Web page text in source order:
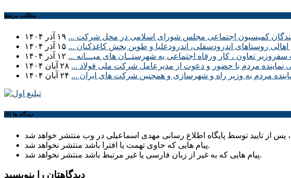
مطالب مرتبط
کمیسیون اجتماعی مجلس شورای اسلامی در محل شرکت ... ۱۹ آذر ۱۴۰۴
اهالی روستاهای اندرودسفلی، اندرودعلیا و طوین بخش کاغذکنان ... ۱۵ آذر ۱۴۰۴
تعاون ، کار ورفاه اجتماعی به شهرستــان های میـــانه ... ۱۲ آذر ۱۴۰۴
نماینده مردم با حضور و دعوت از مدیرعامل شرکت ملی فولاد ... ۲۸ آبان ۱۴۰۴
مردم به وزیر راه و شهرسازی و همچنین شرکت های ایران ... ۲۴ آبان ۱۴۰۴
دیدگاه ها (0)
پیام هایی که حاوی تهمت یا افترا باشد منتشر نخواهد شد.
پیام هایی که به غیر از زبان فارسی یا غیر مرتبط باشد منتشر نخواهد شد.
دیدگاهتان را بنویسید